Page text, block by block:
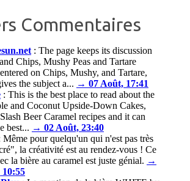
Commentaires
: The page keeps its discussion
Chips, Mushy Peas and Tartare
on Chips, Mushy, and Tartare,
the subject a... → 07 Août, 17:41
: This is the best place to read about the
and Coconut Upside-Down Cakes,
Beer Caramel recipes and it can
best... → 02 Août, 23:40
Même pour quelqu'un qui n'est pas très
la créativité est au rendez-vous ! Ce
la bière au caramel est juste génial. →